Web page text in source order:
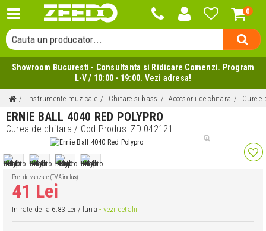
0
Cauta o categorie...
Cauta un producator...
Cauta un produs...
Showroom Bucuresti - Consultanta si Ridicare Comenzi. Program
L-V / 10:00 - 19:00. Vezi adresa!
Instrumente muzicale Chitare si bass Accesorii de chitara Curele
ERNIE BALL 4040 RED POLYPRO
Curea de chitara/ Cod Produs: ZD-042121
Pret de vanzare (TVA inclus):
41 Lei
In rate de la 6.83 Lei / luna- vezi detalii